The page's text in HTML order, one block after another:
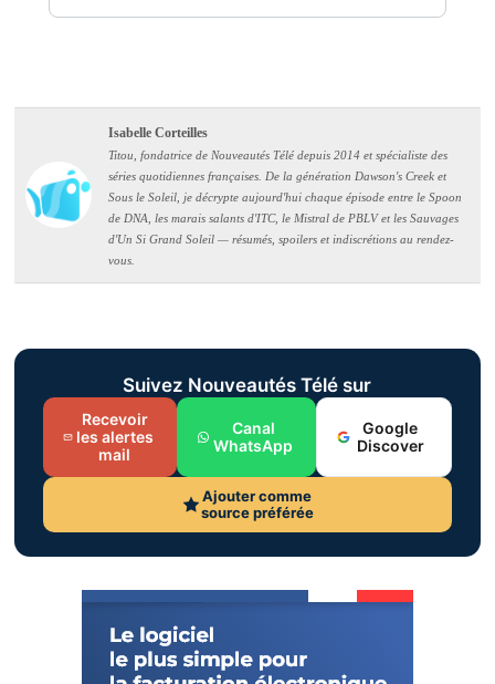
Isabelle Corteilles
Titou, fondatrice de Nouveautés Télé depuis 2014 et spécialiste des
séries quotidiennes françaises. De la génération Dawson's Creek et
Sous le Soleil, je décrypte aujourd'hui chaque épisode entre le Spoon
de DNA, les marais salants d'ITC, le Mistral de PBLV et les Sauvages
d'Un Si Grand Soleil — résumés, spoilers et indiscrétions au rendez-
vous.
Suivez Nouveautés Télé sur
Recevoir
les alertes
mail
Canal
WhatsApp
Google
Discover
Ajouter comme
source préférée